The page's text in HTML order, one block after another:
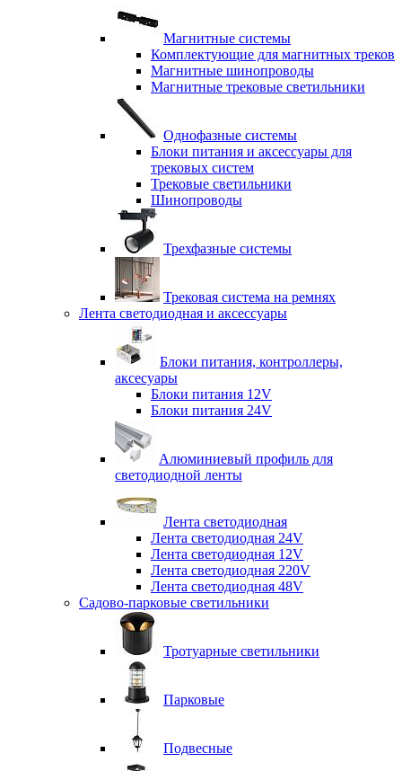
Магнитные системы
Комплектующие для магнитных треков
Магнитные шинопроводы
Магнитные трековые светильники
Однофазные системы
Блоки питания и аксессуары для
трековых систем
Трековые светильники
Шинопроводы
Трехфазные системы
Трековая система на ремнях
Лента светодиодная и аксессуары
Блоки питания, контроллеры,
аксесуары
Блоки питания 12V
Блоки питания 24V
Алюминиевый профиль для
светодиодной ленты
Лента светодиодная
Лента светодиодная 24V
Лента светодиодная 12V
Лента светодиодная 220V
Лента светодиодная 48V
Садово-парковые светильники
Тротуарные светильники
Парковые
Подвесные